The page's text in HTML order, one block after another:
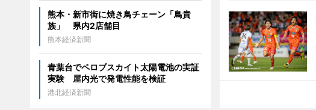
熊本・新市街に焼き鳥チェーン「鳥貴
族」 県内2店舗目
熊本経済新聞
青葉台でペロブスカイト太陽電池の実証
実験 屋内光で発電性能を検証
港北経済新聞